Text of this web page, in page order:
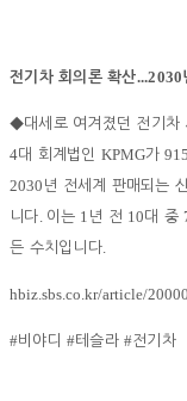
전기차 회의론 확산...2030
◆대세로 여겨졌던 전기
4대 회계법인 KPMG가915
2030 년 전세계 판매되는
니다. 이는 1 년 전 10대 중
든 수치입니다.
hbiz.sbs.co.kr/article/
#비야디#테슬라#전기차